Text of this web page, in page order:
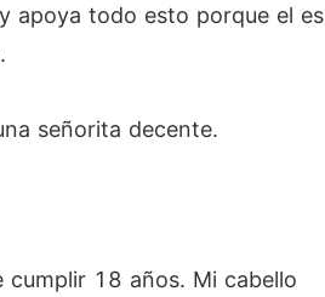
apoya todo esto porque el es
señorita decente.
cumplir 18 años. Mi cabello